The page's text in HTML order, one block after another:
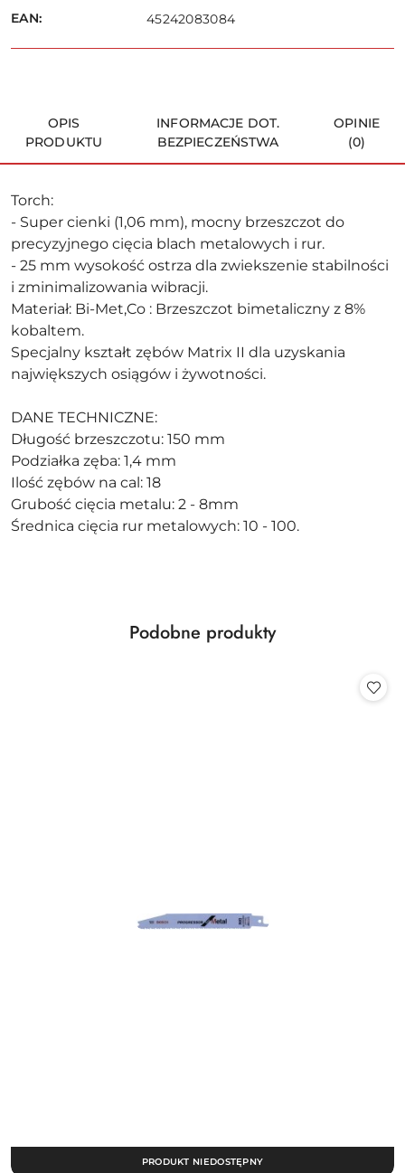
EAN: 45242083084
OPIS
PRODUKTU
INFORMACJE DOT.
BEZPIECZEŃSTWA
OPINIE
(0)
Torch:
- Super cienki (1,06 mm), mocny brzeszczot do
precyzyjnego cięcia blach metalowych i rur.
- 25 mm wysokość ostrza dla zwiekszenie stabilności
i zminimalizowania wibracji.
Materiał: Bi-Met,Co : Brzeszczot bimetaliczny z 8%
kobaltem.
Specjalny kształt zębów Matrix II dla uzyskania
największych osiągów i żywotności.
DANE TECHNICZNE:
Długość brzeszczotu: 150 mm
Podziałka zęba: 1,4 mm
Ilość zębów na cal: 18
Grubość cięcia metalu: 2 - 8mm
Średnica cięcia rur metalowych: 10 - 100.
Pomiń karuzelę produktów
Produkty
Podobne produkty
PRODUKT NIEDOSTĘPNY